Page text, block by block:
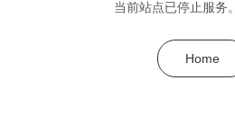
当前站点已停止服务。
Home